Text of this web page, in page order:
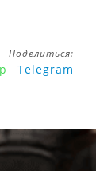
Поделиться:
Telegram